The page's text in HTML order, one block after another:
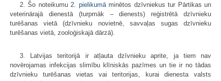
2. Šo noteikumu 2. pielikumāminētos dzīvniekus tur Pārtikas un
veterinārajā dienestā (turpmāk – dienests) reģistrētā dzīvnieku
turēšanas vietā (dzīvnieku novietnē, savvaļas sugas dzīvnieku
turēšanas vietā, zooloģiskajā dārzā).
3. Latvijas teritorijā ir atļauta dzīvnieku aprite, ja tiem nav
novērojamas infekcijas slimību klīniskās pazīmes un tie ir no tādas
dzīvnieku turēšanas vietas vai teritorijas, kurai dienesta valsts